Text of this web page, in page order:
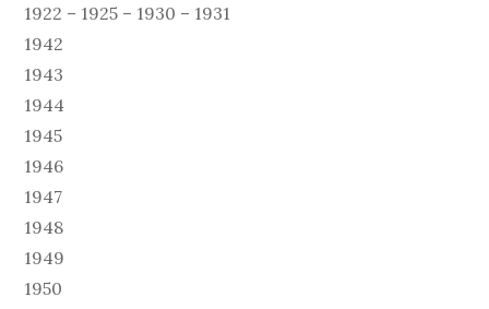
1922 – 1925 – 1930 – 1931
1942
1943
1944
1945
1946
1947
1948
1949
1950